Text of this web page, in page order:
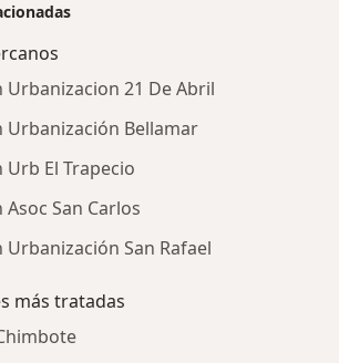
Urbanizacion 21 De Abril
Urbanización Bellamar
Urb El Trapecio
San Carlos
Urbanización San Rafael
más tratadas